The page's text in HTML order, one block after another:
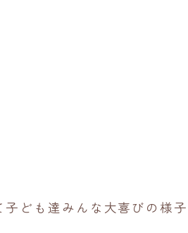
ども達みんな大喜びの様